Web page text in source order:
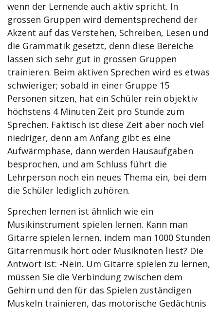
wenn der Lernende auch aktiv spricht. In
grossen Gruppen wird dementsprechend der
Akzent auf das Verstehen, Schreiben, Lesen und
die Grammatik gesetzt, denn diese Bereiche
lassen sich sehr gut in grossen Gruppen
trainieren. Beim aktiven Sprechen wird es etwas
schwieriger; sobald in einer Gruppe 15
Personen sitzen, hat ein Schüler rein objektiv
höchstens 4 Minuten Zeit pro Stunde zum
Sprechen. Faktisch ist diese Zeit aber noch viel
niedriger, denn am Anfang gibt es eine
Aufwärmphase, dann werden Hausaufgaben
besprochen, und am Schluss führt die
Lehrperson noch ein neues Thema ein, bei dem
die Schüler lediglich zuhören.
Sprechen lernen ist ähnlich wie ein
Musikinstrument spielen lernen. Kann man
Gitarre spielen lernen, indem man 1000 Stunden
Gitarrenmusik hört oder Musiknoten liest? Die
Antwort ist: -Nein. Um Gitarre spielen zu lernen,
müssen Sie die Verbindung zwischen dem
Gehirn und den für das Spielen zuständigen
Muskeln trainieren, das motorische Gedächtnis